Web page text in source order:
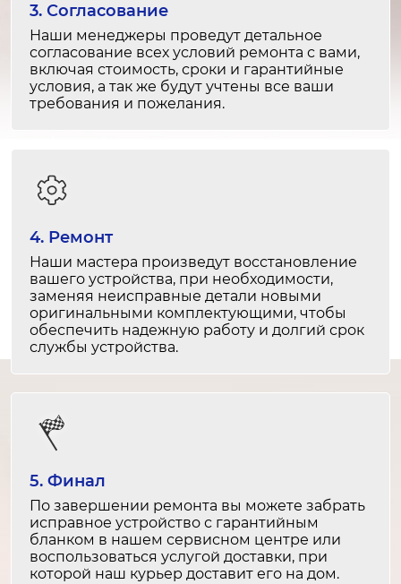
1-2 часа
от 1 000 ₽
Замена панели управления
2-3 часа
Ремонт панели управления
1-2 часа
Замена системы слива воды
2-3 часа
от 2 000 ₽
Ремонт системы слива воды
Замена фильтра
1-2 часа
от 1 200 ₽
Ремонт фильтра
30 минут
3. Согласование
Наши менеджеры проведут детальное
согласование всех условий ремонта с вами,
включая стоимость, сроки и гарантийные
условия, а так же будут учтены все ваши
требования и пожелания.
4. Ремонт
Наши мастера произведут восстановление
вашего устройства, при необходимости,
заменяя неисправные детали новыми
оригинальными комплектующими, чтобы
обеспечить надежную работу и долгий срок
службы устройства.
5. Финал
По завершении ремонта вы можете забрать
исправное устройство с гарантийным
бланком в нашем сервисном центре или
воспользоваться услугой доставки, при
которой наш курьер доставит его на дом.